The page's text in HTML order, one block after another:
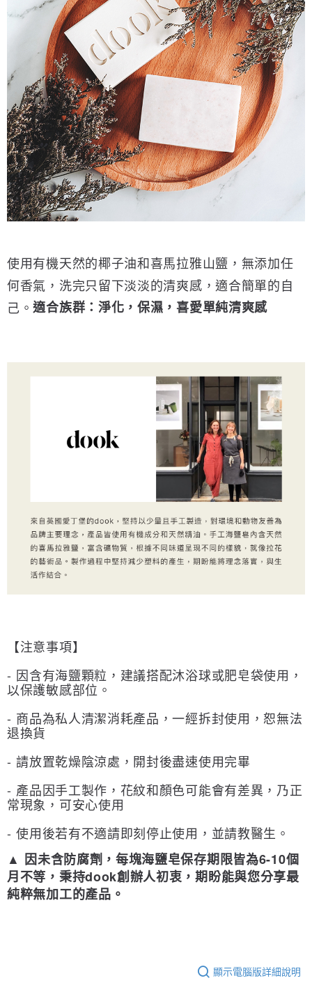
每筆NT$150，滿NT$1,500(含以上)免運費
每筆NT$300
使用有機天然的椰子油和喜馬拉雅山鹽，無添加任
何香氣，洗完只留下淡淡的清爽感，適合簡單的自
己。適合族群：淨化，保濕，喜愛單純清爽感
【注意事項】
- 因含有海鹽顆粒，建議搭配沐浴球或肥皂袋使用，
以保護敏感部位。
- 商品為私人清潔消耗產品，一經拆封使用，恕無法
退換貨
- 請放置乾燥陰涼處，開封後盡速使用完畢
- 產品因手工製作，花紋和顏色可能會有差異，乃正
常現象，可安心使用
- 使用後若有不適請即刻停止使用，並請教醫生。
▲ 因未含防腐劑，每塊海鹽皂保存期限皆為6-10個
月不等，秉持dook創辦人初衷，期盼能與您分享最
純粹無加工的產品。
顯示電腦版詳細說明